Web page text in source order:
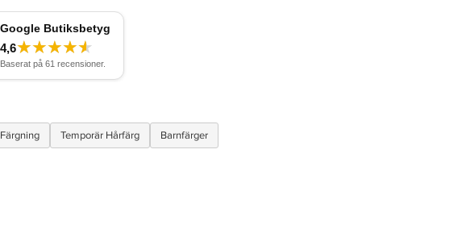
Färgning Temporär Hårfärg Barnfärger